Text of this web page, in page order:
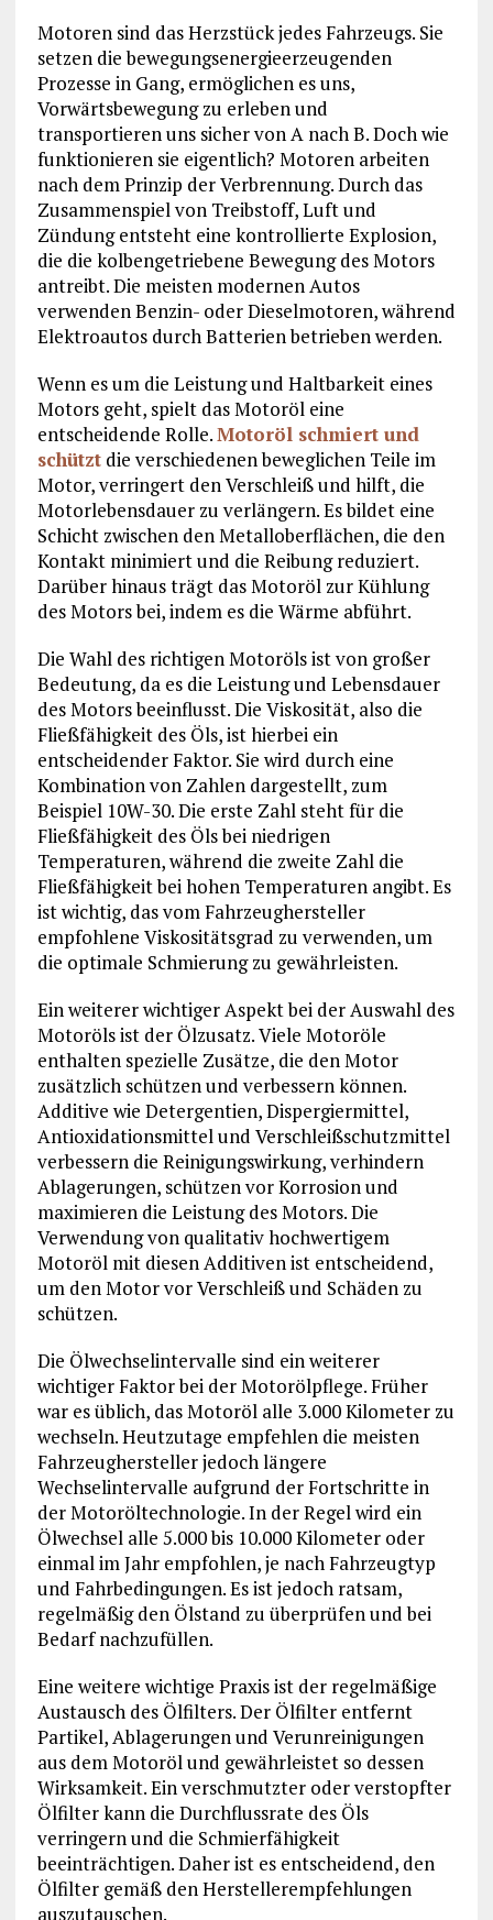
Motoren sind das Herzstück jedes Fahrzeugs. Sie
setzen die bewegungsenergieerzeugenden
Prozesse in Gang, ermöglichen es uns,
Vorwärtsbewegung zu erleben und
transportieren uns sicher von A nach B. Doch wie
funktionieren sie eigentlich? Motoren arbeiten
nach dem Prinzip der Verbrennung. Durch das
Zusammenspiel von Treibstoff, Luft und
Zündung entsteht eine kontrollierte Explosion,
die die kolbengetriebene Bewegung des Motors
antreibt. Die meisten modernen Autos
verwenden Benzin- oder Dieselmotoren, während
Elektroautos durch Batterien betrieben werden.
Wenn es um die Leistung und Haltbarkeit eines
Motors geht, spielt das Motoröl eine
entscheidende Rolle.Motoröl schmiert und
schütztdie verschiedenen beweglichen Teile im
Motor, verringert den Verschleiß und hilft, die
Motorlebensdauer zu verlängern. Es bildet eine
Schicht zwischen den Metalloberflächen, die den
Kontakt minimiert und die Reibung reduziert.
Darüber hinaus trägt das Motoröl zur Kühlung
des Motors bei, indem es die Wärme abführt.
Die Wahl des richtigen Motoröls ist von großer
Bedeutung, da es die Leistung und Lebensdauer
des Motors beeinflusst. Die Viskosität, also die
Fließfähigkeit des Öls, ist hierbei ein
entscheidender Faktor. Sie wird durch eine
Kombination von Zahlen dargestellt, zum
Beispiel 10W-30. Die erste Zahl steht für die
Fließfähigkeit des Öls bei niedrigen
Temperaturen, während die zweite Zahl die
Fließfähigkeit bei hohen Temperaturen angibt. Es
ist wichtig, das vom Fahrzeughersteller
empfohlene Viskositätsgrad zu verwenden, um
die optimale Schmierung zu gewährleisten.
Ein weiterer wichtiger Aspekt bei der Auswahl des
Motoröls ist der Ölzusatz. Viele Motoröle
enthalten spezielle Zusätze, die den Motor
zusätzlich schützen und verbessern können.
Additive wie Detergentien, Dispergiermittel,
Antioxidationsmittel und Verschleißschutzmittel
verbessern die Reinigungswirkung, verhindern
Ablagerungen, schützen vor Korrosion und
maximieren die Leistung des Motors. Die
Verwendung von qualitativ hochwertigem
Motoröl mit diesen Additiven ist entscheidend,
um den Motor vor Verschleiß und Schäden zu
schützen.
Die Ölwechselintervalle sind ein weiterer
wichtiger Faktor bei der Motorölpflege. Früher
war es üblich, das Motoröl alle 3.000 Kilometer zu
wechseln. Heutzutage empfehlen die meisten
Fahrzeughersteller jedoch längere
Wechselintervalle aufgrund der Fortschritte in
der Motoröltechnologie. In der Regel wird ein
Ölwechsel alle 5.000 bis 10.000 Kilometer oder
einmal im Jahr empfohlen, je nach Fahrzeugtyp
und Fahrbedingungen. Es ist jedoch ratsam,
regelmäßig den Ölstand zu überprüfen und bei
Bedarf nachzufüllen.
Eine weitere wichtige Praxis ist der regelmäßige
Austausch des Ölfilters. Der Ölfilter entfernt
Partikel, Ablagerungen und Verunreinigungen
aus dem Motoröl und gewährleistet so dessen
Wirksamkeit. Ein verschmutzter oder verstopfter
Ölfilter kann die Durchflussrate des Öls
verringern und die Schmierfähigkeit
beeinträchtigen. Daher ist es entscheidend, den
Ölfilter gemäß den Herstellerempfehlungen
auszutauschen.